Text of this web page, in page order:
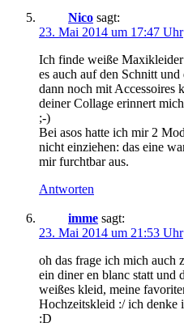
Nico sagt:
23. Mai 2014 um 17:47 Uhr
Ich finde weiße
es auch auf den Schnitt
dann noch mit Accessoires
deiner Collage erinnert
;-)
Bei asos hatte ich mir 2
nicht einziehen: das eine
mir furchtbar aus.
Antworten
imme sagt:
23. Mai 2014 um 21:53 Uhr
oh das frage ich mich auch
ein diner en blanc statt und
weißes kleid, meine
Hochzeitskleid :/ ich denke
:D